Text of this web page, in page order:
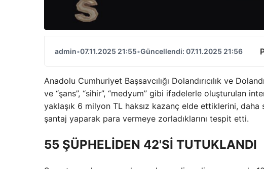
admin•07.11.2025 21:55•Güncellendi: 07.11.2025 21:56
Anadolu Cumhuriyet Başsavcılığı Dolandırıcılık ve
ve “şans”, “sihir”, “medyum” gibi ifadelerle oluşturulan
yaklaşık 6 milyon TL haksız kazanç elde ettiklerini, daha
şantaj yaparak para vermeye zorladıklarını tespit etti.
55 ŞÜPHELİDEN 42'Sİ TUTUKLANDI